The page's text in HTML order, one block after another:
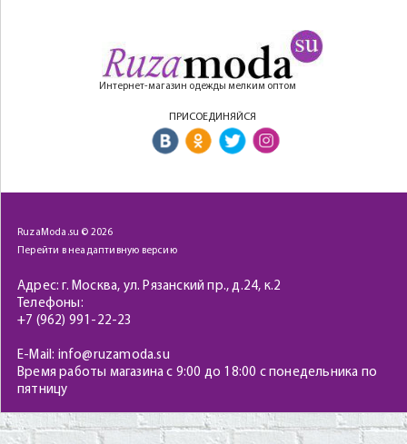
Интернет-магазин одежды мелким оптом
ПРИСОЕДИНЯЙСЯ
RuzaModa.su © 2026
Перейти в неадаптивную версию
Адрес: г. Москва, ул. Рязанский пр., д.24, к.2
Телефоны:
+7 (962) 991-22-23
E-Mail: info@ruzamoda.su
Время работы магазина с 9:00 до 18:00 с понедельника по
пятницу